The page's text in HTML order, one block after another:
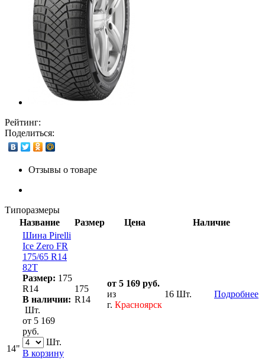
Рейтинг:
Поделиться:
Отзывы о товаре
Типоразмеры
Название
Размер Цена Наличие
14"
Шина Pirelli
Ice Zero FR
175/65 R14
82T
Размер: 175
R14
В наличии:
Шт.
от 5 169
руб.
Шт.
В корзину
175
R14
от 5 169 руб.
из
г. Красноярск
16 Шт. Подробнее